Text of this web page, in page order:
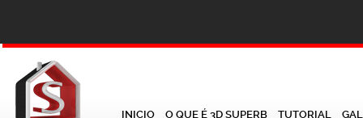
INICIO O QUE É 3D SUPERB TUTORIAL